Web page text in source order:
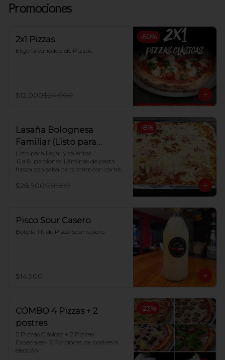
Promociones
-50%
2x1 Pizzas
Elige la variedad de Pizzas
$12.000$24.000
-8%
Lasaña Bolognesa
Familiar (Listo para
hornear en casa)
Listo para llegar y calentar
6 a 8  porciones. Láminas de pasta
fresca con salsa de tomate con carne,
minutos.
$28.900$31.500
Pisco Sour Casero
Botella 1 lt de Pisco Sour casero
$14.900
-23%
COMBO 4 Pizzas + 2
postres
2 Pizzas Clásicas + 2 Pizzas
Especiales+ 2 Porciones de postres a
elección